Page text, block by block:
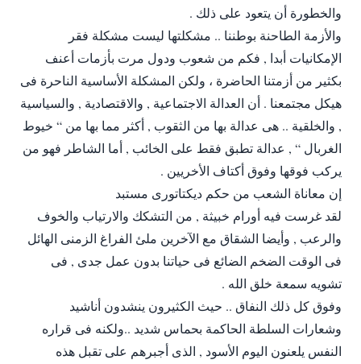
والخطورة أن يتعود على ذلك .
والأزمة الطاحنة بوطننا .. مشكلتها ليست مشكلة فقر
الإمكانيات أبدا , فكم من شعوب ودول مرت بأزمات أعنف
بكثير من أزمتنا الحاضرة ، ولكن المشكلة الأساسية الناحرة فى
هيكل مجتمعنا . أن العدالة الاجتماعية , والاقتصادية , والسياسية
, والخلقية .. هى عدالة بها من الثقوب , أكثر مما بها من “ خيوط
الغربال “ , عدالة تطبق فقط على الخائب , أما الشاطر فهو من
يركب فوقها وفوق أكتاف الأخريين .
إن معاناة الشعب من حكم ديكتاتورى مستبد
لقد غرست فيه أورام خبيثة , من التشكك والارتياب والخوف
والرعب , وأيضا الشقاق مع الآخرين ملئ الفراغ الزمنى الهائل
فى الوقت الضخم الضائع فى حياتنا بدون عمل جدى , فى
تشويه سمعة خلق الله .
وفوق كل ذلك النفاق .. حيث الكثيرون ينشدون أناشيد
وشعارات السلطة الحاكمة بحماس شديد ..ولكنه فى قراره
النفس يلعنون اليوم الأسود , الذى أجبرهم على تقبل هذه